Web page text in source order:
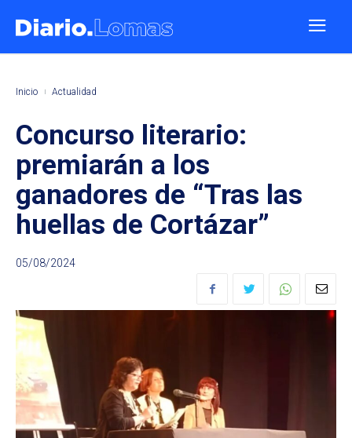
Inicio Actualidad
Concurso literario:
premiarán a los
ganadores de “Tras las
huellas de Cortázar”
05/08/2024